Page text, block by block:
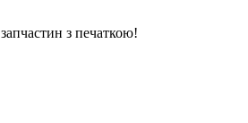
з печаткою!